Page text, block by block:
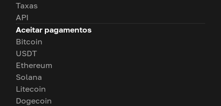
Taxas
API
Aceitar pagamentos
Bitcoin
USDT
Ethereum
Solana
Litecoin
Dogecoin